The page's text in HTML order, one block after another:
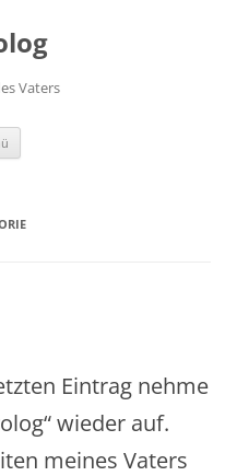
Vaters
Eintrag nehme
wieder auf.
meines Vaters